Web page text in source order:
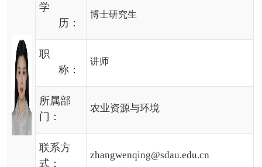
学
历：
博士研究生
职
称：
讲师
所属部
门：
农业资源与环境
联系方
式：
zhangwenqing@sdau.edu.cn